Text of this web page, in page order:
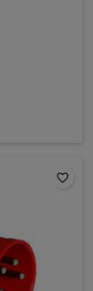
favorite_border